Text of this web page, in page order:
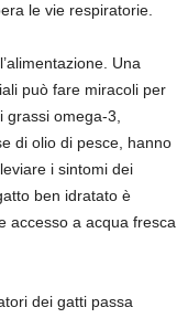
le vie respiratorie.
Una
può fare miracoli per
omega-3,
di olio di pesce, hanno
i sintomi dei
ben idratato è
accesso a acqua fresca
dei gatti passa